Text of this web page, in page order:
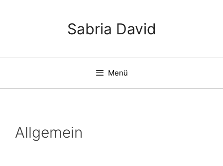
Sabria David
Menü
Allgemein